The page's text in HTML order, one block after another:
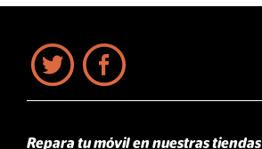
Repara tu móvil en nuestras tiendas